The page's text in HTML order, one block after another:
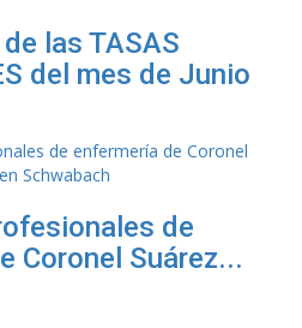
las TASAS
del mes de Junio
de
Coronel Suárez...